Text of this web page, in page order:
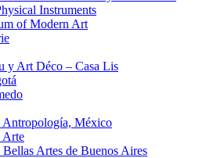
Instruments
of Modern Art
y Art Déco – Casa Lis
Antropología, México
Arte
Artes de Buenos Aires